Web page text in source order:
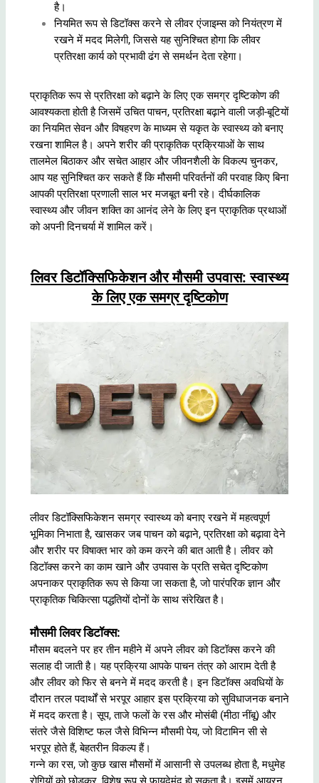
है।
नियमित रूप से डिटॉक्स करने से लीवर एंजाइम्स को नियंत्रण में
रखने में मदद मिलेगी, जिससे यह सुनिश्चित होगा कि लीवर
प्रतिरक्षा कार्य को प्रभावी ढंग से समर्थन देता रहेगा।
प्राकृतिक रूप से प्रतिरक्षा को बढ़ाने के लिए एक समग्र दृष्टिकोण की
आवश्यकता होती है जिसमें उचित पाचन, प्रतिरक्षा बढ़ाने वाली जड़ी-बूटियों
का नियमित सेवन और विषहरण के माध्यम से यकृत के स्वास्थ्य को बनाए
रखना शामिल है। अपने शरीर की प्राकृतिक प्रक्रियाओं के साथ
तालमेल बिठाकर और सचेत आहार और जीवनशैली के विकल्प चुनकर,
आप यह सुनिश्चित कर सकते हैं कि मौसमी परिवर्तनों की परवाह किए बिना
आपकी प्रतिरक्षा प्रणाली साल भर मजबूत बनी रहे। दीर्घकालिक
स्वास्थ्य और जीवन शक्ति का आनंद लेने के लिए इन प्राकृतिक प्रथाओं
को अपनी दिनचर्या में शामिल करें।
लिवर डिटॉक्सिफिकेशन और मौसमी उपवास: स्वास्थ्य
के लिए एक समग्र दृष्टिकोण
लीवर डिटॉक्सिफिकेशन समग्र स्वास्थ्य को बनाए रखने में महत्वपूर्ण
भूमिका निभाता है, खासकर जब पाचन को बढ़ाने, प्रतिरक्षा को बढ़ावा देने
और शरीर पर विषाक्त भार को कम करने की बात आती है। लीवर को
डिटॉक्स करने का काम खाने और उपवास के प्रति सचेत दृष्टिकोण
अपनाकर प्राकृतिक रूप से किया जा सकता है, जो पारंपरिक ज्ञान और
प्राकृतिक चिकित्सा पद्धतियों दोनों के साथ संरेखित है।
मौसमी लिवर डिटॉक्स:
मौसम बदलने पर हर तीन महीने में अपने लीवर को डिटॉक्स करने की
सलाह दी जाती है। यह प्रक्रिया आपके पाचन तंत्र को आराम देती है
और लीवर को फिर से बनने में मदद करती है। इन डिटॉक्स अवधियों के
दौरान तरल पदार्थों से भरपूर आहार इस प्रक्रिया को सुविधाजनक बनाने
में मदद करता है। सूप, ताजे फलों के रस और मोसंबी (मीठा नींबू) और
संतरे जैसे विशिष्ट फल जैसे विभिन्न मौसमी पेय, जो विटामिन सी से
भरपूर होते हैं, बेहतरीन विकल्प हैं।
गन्ने का रस, जो कुछ खास मौसमों में आसानी से उपलब्ध होता है, मधुमेह